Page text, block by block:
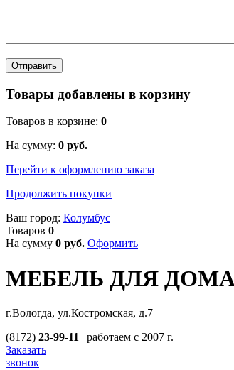
Товары добавлены в корзину
Товаров в корзине: 0
На сумму: 0 руб.
Перейти к оформлению заказа
Продолжить покупки
Ваш город: Колумбус
Товаров 0
На сумму 0 руб. Оформить
МЕБЕЛЬ ДЛЯ
г.Вологда, ул.Костромская, д.7
(8172) 23-99-11 | работаем с 2007 г.
Заказать
звонок